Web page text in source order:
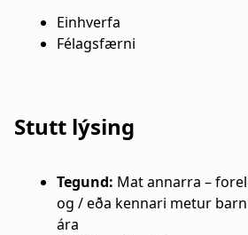
s
Einhverfa
Félagsfærni
Stutt lýsing
Tegund: Mat annarra –
og / eða kennari metur
ára